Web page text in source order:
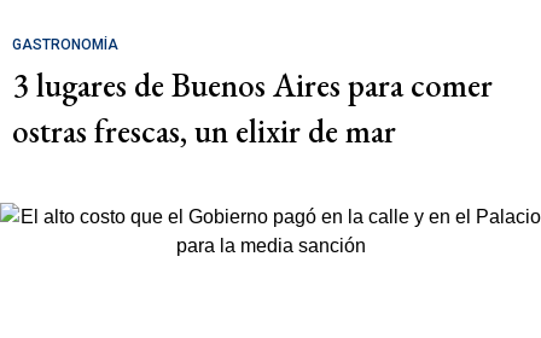
GASTRONOMÍA
3 lugares de Buenos Aires para comer
ostras frescas, un elixir de mar